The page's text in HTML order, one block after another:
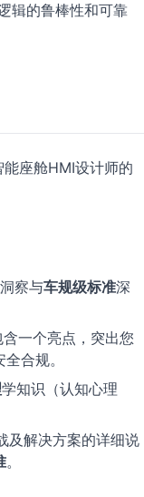
辑的鲁棒性和可靠
能座舱HMI设计师的
洞察与车规级标准深
一个亮点，突出您
合规。
学知识（认知心理
及解决方案的详细说
。